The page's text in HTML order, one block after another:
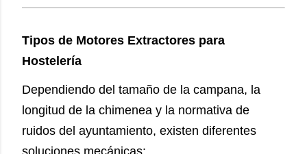
Tipos de Motores Extractores para
Hostelería
Dependiendo del tamaño de la campana, la
longitud de la chimenea y la normativa de
ruidos del ayuntamiento, existen diferentes
soluciones mecánicas: